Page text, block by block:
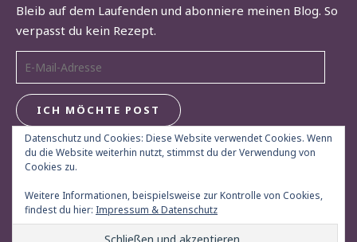
Bleib auf dem Laufenden und abonniere meinen Blog. So
verpasst du kein Rezept.
E-Mail-Adresse
ICH MÖCHTE POST
Datenschutz und Cookies: Diese Website verwendet Cookies. Wenn
du die Website weiterhin nutzt, stimmst du der Verwendung von
Cookies zu.
Weitere Informationen, beispielsweise zur Kontrolle von Cookies,
findest du hier: Impressum & Datenschutz